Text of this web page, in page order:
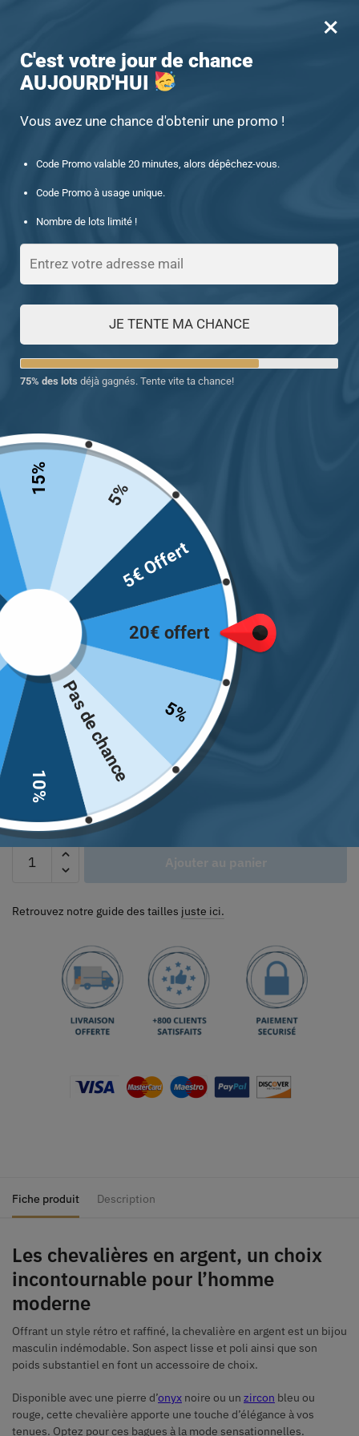
0
-15% offert des 60€ d’achat avec le code : UNIQUE15
Accueil / Chevalière homme / Chevalière argent homme avec la pierre d’onyx et zircon
Chevalière argent homme avec la pierre
d’onyx et zircon
€
Taille
Ajouter au panier
Retrouvez notre guide des tailles juste ici.
Fiche produit Description
Les chevalières en argent, un choix
incontournable pour l’homme
moderne
Offrant un style rétro et raffiné, la chevalière en argent est un bijou
masculin indémodable. Son aspect lisse et poli ainsi que son
poids substantiel en font un accessoire de choix.
Disponible avec une pierre d’onyx noire ou un zircon bleu ou
rouge, cette chevalière apporte une touche d’élégance à vos
tenues. Optez pour ces bagues à la mode sensationnelles.
×
C'est votre jour de chance
AUJOURD'HUI
Vous avez une chance d'obtenir une promo !
Code Promo valable 20 minutes, alors dépêchez-vous.
Code Promo à usage unique.
Nombre de lots limité !
JE TENTE MA CHANCE
75% des lots déjà gagnés. Tente vite ta chance!
20€ offert
5%
Pas de chance
10%
15% 5%
5€ Offert